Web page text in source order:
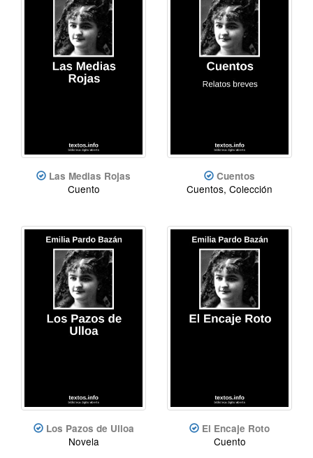
Las Medias Rojas
Cuento
Cuentos
Cuentos, Colección
Los Pazos de Ulloa
Novela
El Encaje Roto
Cuento